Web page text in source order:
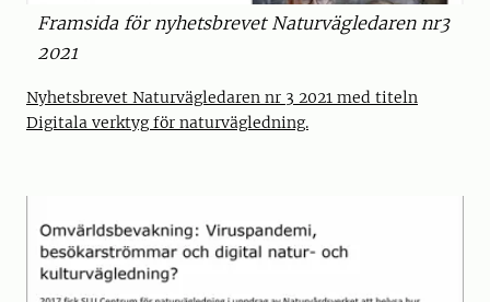
Framsida för nyhetsbrevet Naturvägledaren nr3
2021
Nyhetsbrevet Naturvägledaren nr 3 2021 med titeln
Digitala verktyg för naturvägledning.